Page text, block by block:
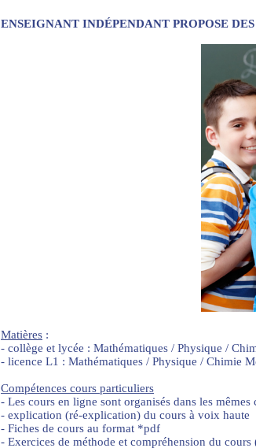
ENSEIGNANT INDÉPENDANT PROPOSE
Matières :
- collège et lycée : Mathématiques / Physique /
- licence L1 : Mathématiques / Physique / Chimie
Compétences cours particuliers
- Les cours en ligne sont organisés dans les
- explication (ré-explication) du cours à voix haute
- Fiches de cours au format *pdf
- Exercices de méthode et compréhension du cours